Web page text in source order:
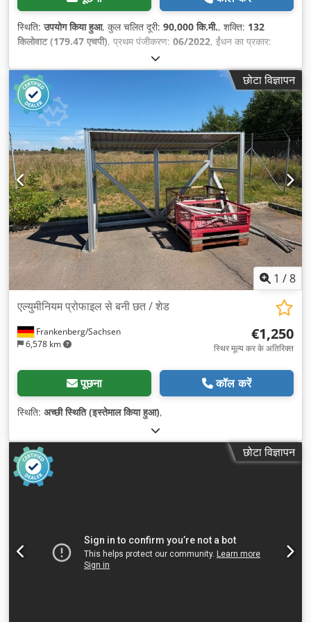
स्थिति:उपयोग किया हुआ, कुल चलित दूरी: 90,000 कि.मी., शक्ति: 132
किलोवाट (179.47 एचपी), प्रथम पंजीकरण: 06/2022, ईंधन का प्रकार:
लाल
श्रेणी:यूरो 6, सीटों की संख्या:3, कुल लंबाई:5,600 मिमी, लोडिंग स्पेस की
लंबाई:3,100 मिमी
एबीएस, एयर कंडीशनिंग, कालिख फिल्टर, केंद्रीय
लॉकिंग, नेविगेशन प्रणाली
छोटा विज्ञापन
1 /8
Frankenberg/Sachsen
6,578 km
एल्युमीनियम प्रोफाइल से बनी छत / शेड
€1,250
स्थिर मूल्य कर के अतिरिक्त
पूछना कॉल करें
स्थिति: अच्छी स्थिति (इस्तेमाल किया हुआ),
छोटा विज्ञापन